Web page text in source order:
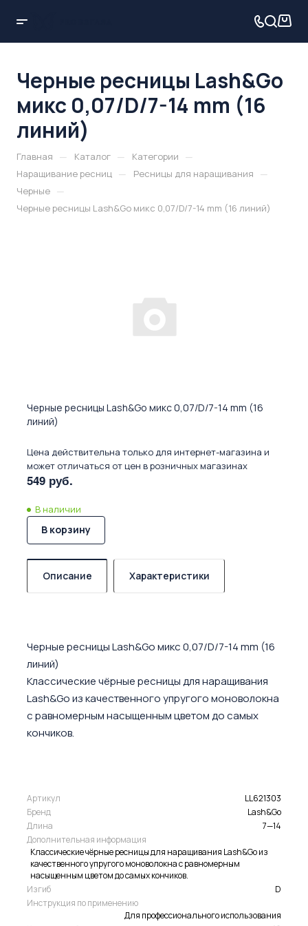
Черные ресницы Lash&Go
микс 0,07/D/7-14 mm (16
линий)
Главная — Каталог — Категории —
Наращивание ресниц — Ресницы для наращивания —
Черные —
Черные ресницы Lash&Go микс 0,07/D/7-14 mm (16 линий)
Черные ресницы Lash&Go микс 0,07/D/7-14 mm (16
линий)
Цена действительна только для интернет-магазина и
может отличаться от цен в розничных магазинах
549 руб.
В наличии
В корзину
Описание Характеристики
Черные ресницы Lash&Go микс 0,07/D/7-14 mm (16
линий)
Классические чёрные ресницы для наращивания
Lash&Go из качественного упругого моноволокна
с равномерным насыщенным цветом до самых
кончиков.
Артикул
LL621303
Бренд
Lash&Go
Длина
7—14
Дополнительная информация
Классические чёрные ресницы для наращивания Lash&Go из
качественного упругого моноволокна с равномерным
насыщенным цветом до самых кончиков.
Изгиб
D
Инструкция по применению
Для профессионального использования